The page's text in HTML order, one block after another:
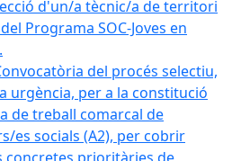
d'un/a tècnic/a de territori
Programa SOC-Joves en
del procés selectiu,
urgència, per a la constitució
de treball comarcal de
es socials (A2), per cobrir